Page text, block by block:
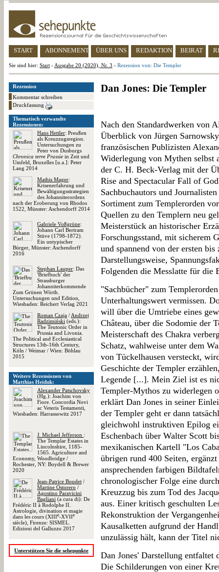
START ABONNEMENT ÜBER UNS REDAKTION BEIRAT
Sie sind hier: Start - Ausgabe 20 (2020), Nr. 3 - Rezension von: Die Templer
Rezension
Kommentar schreiben
Druckfassung
Thematisch verwandte
Rezensionen:
Hans Hettler: Preußen
als Kreuzzugsregion.
Untersuchungen zu
Peter von Dusburgs
Chronica terre Prussie in Zeit und
Umfeld, Bruxelles [u.a.]: Peter
Lang 2014
Mathis Mager:
Krisenerfahrung und
Bewältigungsstrategien
des Johanniterordens
nach der Eroberung von Rhodos
1522, Münster: Aschendorff 2014
Gabriele Voßgröne:
Johann Carl Bertram
Stüve (1798-1872).
Ein untypischer
Bürger, Münster: Aschendorff
2016
Stephan Lauper: Das
'Briefbuch' der
Strassburger
Johanniterkommende
Zum Grünen Wörth.
Untersuchungen und Edition,
Wiesbaden: Reichert Verlag 2021
Roman Czaja / Andrzej
Radzimiński (eds.):
The Teutonic Order in
Prussia and Livonia.
The Political and Ecclesiastical
Structures 13th-16th Century,
Köln / Weimar / Wien: Böhlau
2015
Weitere Rezensionen von
Matthias Heiduk:
Alexander Patschovsky
(Hg.): Joachim von
Fiore. Concordia Novi
ac Veteris Testamenti,
Wiesbaden: Harrassowitz 2017
J. Michael Jefferson :
The Templar Estates in
Lincolnshire, 1185-
1565. Agriculture and
Economy, Woodbridge /
Rochester, NY: Boydell & Brewer
2020
Jean-Patrice Boudet /
Martine Ostorero /
Agostino Paravicini
Bagliani (a cura di): De
Frédéric II à Rodolphe II.
Astrologie, divination et magie
dans les cours (XIIIe-XVIIe
siècle), Firenze: SISMEL.
Edizioni del Galluzzo 2017
Unterstützen Sie die sehepunkte
Dan Jones: Die Templer
Nach den Standardwerken von
Überblick von Jürgen
französischen Publizisten
Widerlegung von Mythen selbst
der C. H. Beck-Verlag mit der
Rise and Spectacular Fall of
Sachbuchautors und
Sortiment zum Templerorden
Quellen zu den Templern neu
Meisterstück an historischer
Forschungsstand, mit sicherem
und spannend von der ersten
Darstellungsweise,
Folgenden die Messlatte für die
"Sachbücher" zum
Unterhaltungswert vermissen.
will über die Umtriebe eines
Château, über die Sodomie der
Meisterschaft des Chakra
Schatz, wahlweise unter dem
von Tückelhausen versteckt,
Geschichte der Templer
Legende [...]. Mein Ziel ist es
Templer-Mythos zu widerlegen
erklärt Dan Jones in seiner
der Templer geht er dann
gleichwohl instruktiven Epilog
Eschenbach über Walter Scott
mexikanischen Kartell "Los
übrigen rund 400 Seiten,
ansprechenden farbigen
chronologischer Folge eine
Kreuzzug bis zum Tod des
aus. Einer kritisch geschulten
Rekonstruktion der
Kausalketten aufgrund der
unzulässig hält, kann der Titel
Dan Jones' Darstellung entfaltet
Die Schilderungen von einer